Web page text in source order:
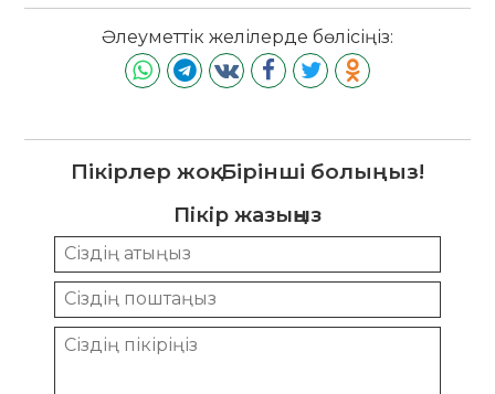
Әлеуметтік желілерде бөлісіңіз:
Пікірлер жоқ. Бірінші болыңыз!
Пікір жазыңыз